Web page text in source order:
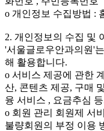
ο 개인정보 수집방법 :
2. 개인정보의 수집 및
'서울글로우안과의원'
해 활용합니다.
ο 서비스 제공에 관한
산, 콘텐츠 제공, 구매
융 서비스 , 요금추심
ο 회원 관리 회원제 서
불량회원의 부정 이용